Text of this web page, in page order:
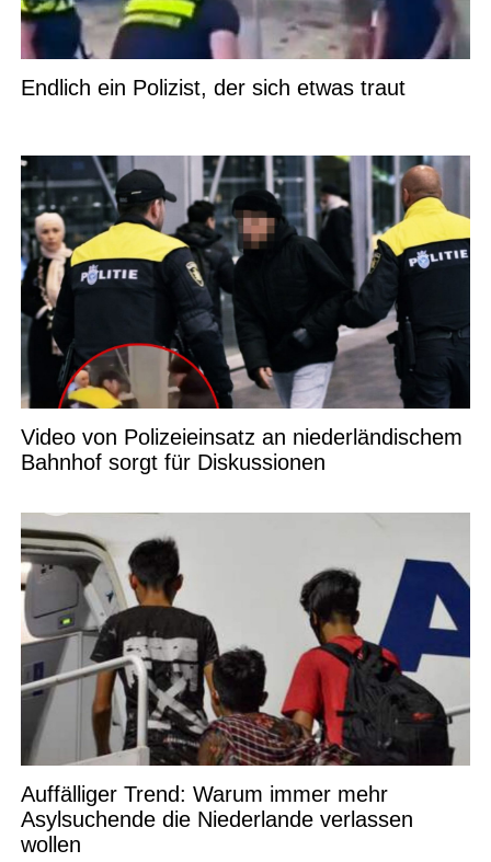
Endlich ein Polizist, der sich etwas traut
Video von Polizeieinsatz an niederländischem
Bahnhof sorgt für Diskussionen
Auffälliger Trend: Warum immer mehr
Asylsuchende die Niederlande verlassen
wollen